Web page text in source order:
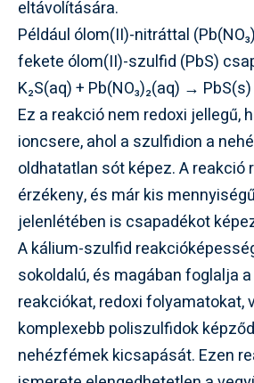
eltávolítására.
Például ólom(II)-nitráttal
fekete ólom(II)-szulfid (PbS)
K₂S(aq) + Pb(NO₃)₂(aq) →
Ez a reakció nem redoxi jellegű,
ioncsere, ahol a szulfidion a
oldhatatlan sót képez. A reakció
érzékeny, és már kis
jelenlétében is csapadékot
A kálium-szulfid
sokoldalú, és magában foglalja
reakciókat, redoxi folyamatokat,
komplexebb poliszulfidok
nehézfémek kicsapását. Ezen